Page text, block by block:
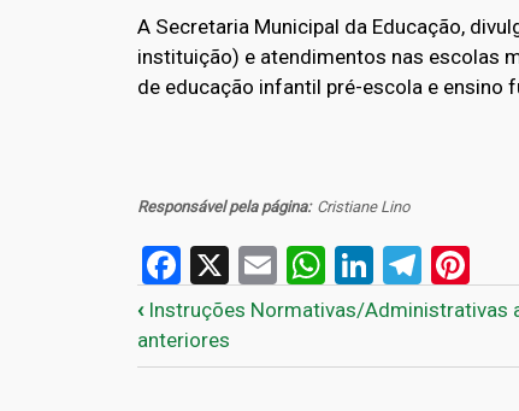
A Secretaria Municipal da Educação,
instituição) e atendimentos nas escolas
de educação infantil pré-escola e ensino
Responsável pela página Cristiane Lino
Facebook
X EmailWhatsApp
LinkedIn
Links de passagem
‹Instruções Normativas/Administrativas
anteriores